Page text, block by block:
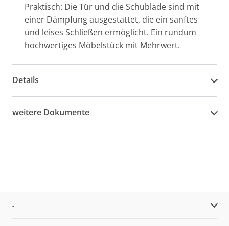
Praktisch: Die Tür und die Schublade sind mit
einer Dämpfung ausgestattet, die ein sanftes
und leises Schließen ermöglicht. Ein rundum
hochwertiges Möbelstück mit Mehrwert.
Details
weitere Dokumente
-